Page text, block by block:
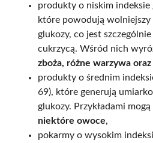
produkty o niskim indeksie
które powodują
glukozy, co jest
cukrzycą. Wśród nich
zboża, różne warzywa
produkty o średnim
69), które generują
glukozy. Przykładami mogą
niektóre owoce,
pokarmy o wysokim